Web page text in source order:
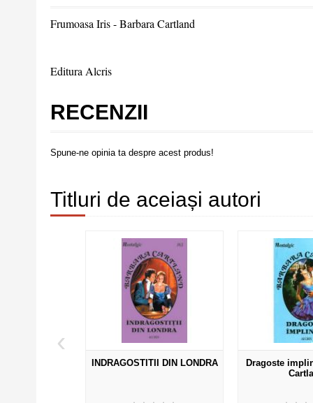
Frumoasa Iris - Barbara Cartland
Editura Alcris
RECENZII
Spune-ne opinia ta despre acest produs!
Titluri de aceiași autori
‹
INDRAGOSTITII DIN LONDRA
Dragoste